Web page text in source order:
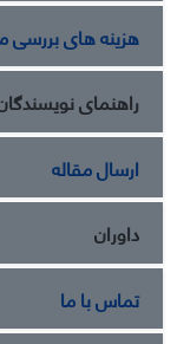
هزینه های بررسی
راهنمای
ارسال مقاله
داوران
تماس با ما